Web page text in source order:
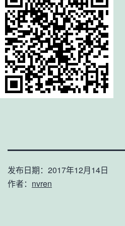
发布日期： 2017年12月14日
作者： nvren